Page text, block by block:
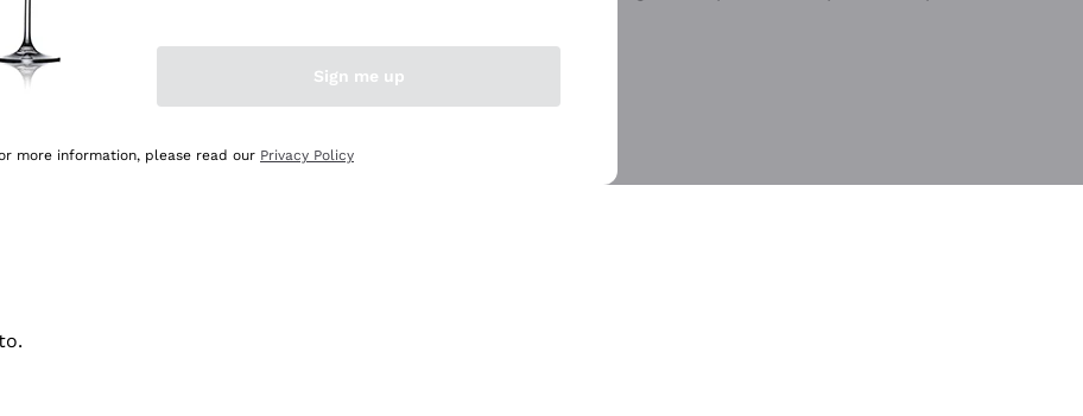
e lo consiglio! 👍
Sign me up
more information, please read our Privacy Policy